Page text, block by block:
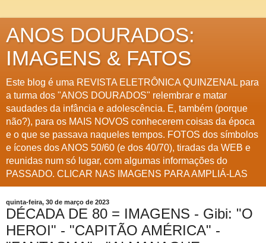
ANOS DOURADOS:
IMAGENS & FATOS
Este blog é uma REVISTA ELETRÔNICA QUINZENAL para
a turma dos "ANOS DOURADOS" relembrar e matar
saudades da infância e adolescência. E, também (porque
não?), para os MAIS NOVOS conhecerem coisas da época
e o que se passava naqueles tempos. FOTOS dos símbolos
e ícones dos ANOS 50/60 (e dos 40/70), tiradas da WEB e
reunidas num só lugar, com algumas informações do
PASSADO. CLICAR NAS IMAGENS PARA AMPLIÁ-LAS
quinta-feira, 30 de março de 2023
DÉCADA DE 80 = IMAGENS - Gibi: "O
HEROI" - "CAPITÃO AMÉRICA" -